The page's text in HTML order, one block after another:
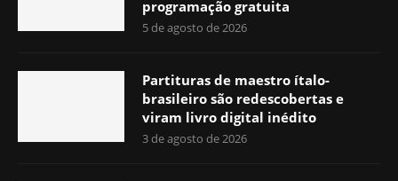
programação gratuita
5 de agosto de 2026
Partituras de maestro ítalo-
brasileiro são redescobertas e
viram livro digital inédito
3 de agosto de 2026